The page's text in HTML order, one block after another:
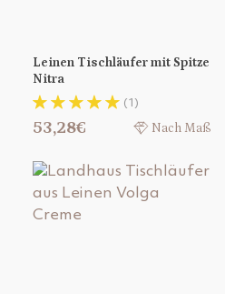
Leinen Tischläufer mit Spitze
Nitra
(1)
53,28€ Nach Maß